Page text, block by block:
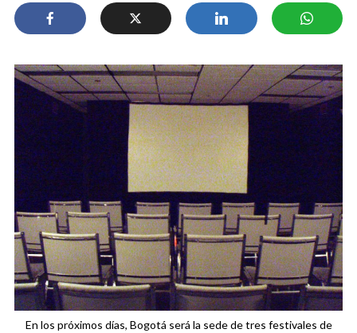
En los próximos días, Bogotá será la sede de tres festivales de